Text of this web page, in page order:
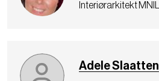
Interiørarkitekt MNIL
Adele Slaatten